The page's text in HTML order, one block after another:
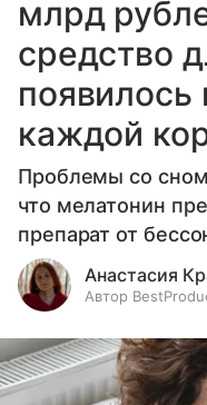
млрд
средство
появилось
каждой
Проблемы со
что мелатонин
препарат от
Анастасия
Автор